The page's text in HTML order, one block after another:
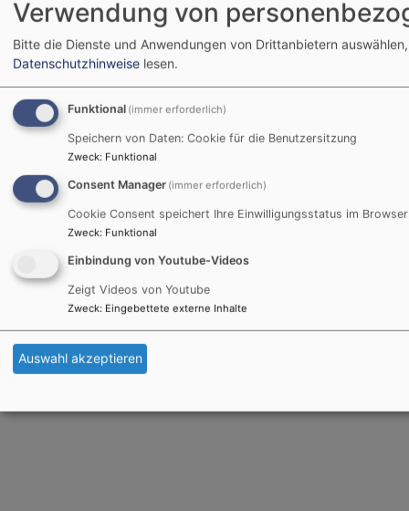
Regionale
Barrierefreiheitserklärung
Verwendung von
Bitte die Dienste und Anwendungen von Drittanbietern
Datenschutzhinweise lesen.
Funktional (immer erforderlich)
Speichern von Daten: Cookie für die Benutzersitzung
Zweck: Funktional
Consent Manager (immer erforderlich)
Cookie Consent speichert Ihre Einwilligungsstatus im Browser
Zweck: Funktional
Einbindung von Youtube-Videos
Zeigt Videos von Youtube
Zweck: Eingebettete externe Inhalte
Auswahl akzeptieren